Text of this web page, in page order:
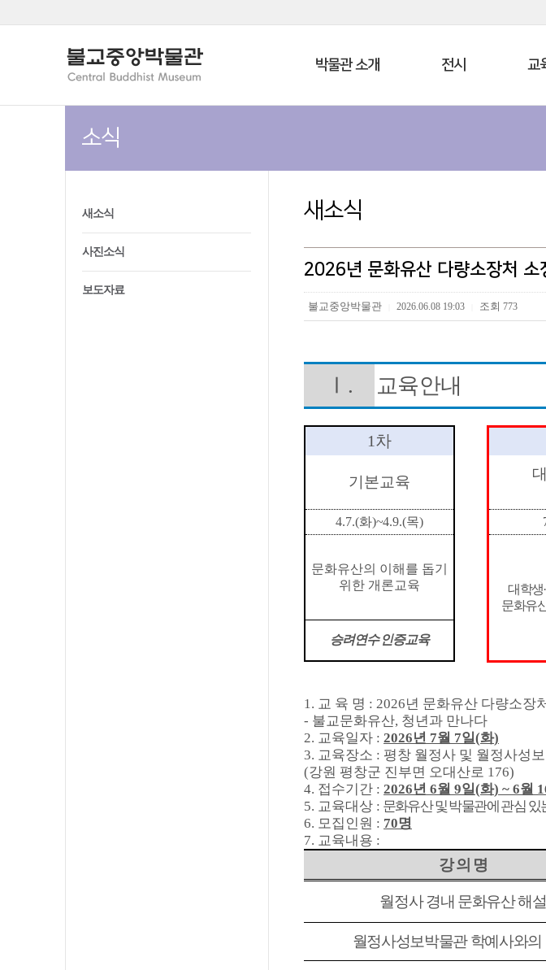
박물관 소개 전시 교
소식
새소식
사진소식
보도자료
새소식
2026년 문화유산 다량소장처 소
불교중앙박물관 2026.06.08 19:03 조회 773
Ⅰ . 교육안내
1 차
기본교육
4.7.(화)~4.9.(목)
문화유산의 이해를 돕기
위한 개론교육
대학생·
문화유
승려연수 인증교육
1. 교 육 명 : 2026년 문화유산 다량소장
- 불교문화유산, 청년과 만나다
2. 교육일자 : 2026년 7월 7일(화)
3. 교육장소 : 평창 월정사 및 월정사성
(강원 평창군 진부면 오대산로 176)
4. 접수기간 : 2026년 6월 9일(화) ~ 6월
5. 교육대상 : 문화유산 및 박물관에 관심 있
6. 모집인원 : 70명
7. 교육내용 :
강 의 명
월정사 경내 문화유산 해설
월정사성보박물관 학예사와의